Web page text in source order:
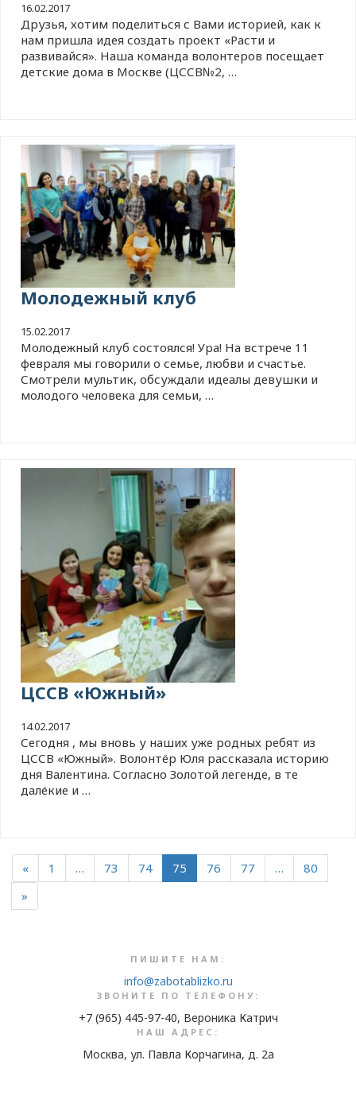
16.02.2017
Друзья, хотим поделиться с Вами историей, как к
нам пришла идея создать проект «Расти и
развивайся». Наша команда волонтеров посещает
детские дома в Москве (ЦССВ№2, …
Молодежный клуб
15.02.2017
Молодежный клуб состоялся! Ура! На встрече 11
февраля мы говорили о семье, любви и счастье.
Смотрели мультик, обсуждали идеалы девушки и
молодого человека для семьи, …
ЦССВ «Южный»
14.02.2017
Сегодня , мы вновь у наших уже родных ребят из
ЦССВ «Южный». Волонтёр Юля рассказала историю
дня Валентина. Согласно Золотой легенде, в те
далёкие и …
« 1 … 73 74 75 76 77 …
80
»
ПИШИТЕ НАМ:
info@zabotablizko.ru
ЗВОНИТЕ ПО ТЕЛЕФОНУ:
+7 (965) 445-97-40, Вероника Катрич
НАШ АДРЕС:
Москва, ул. Павла Корчагина, д. 2а